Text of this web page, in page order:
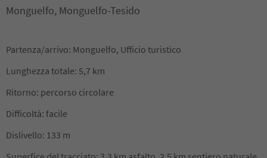
Monguelfo, Monguelfo-Tesido
Partenza/arrivo: Monguelfo, Ufficio turistico
Lunghezza totale: 5,7 km
Ritorno: percorso circolare
Difficoltà: facile
Dislivello: 133 m